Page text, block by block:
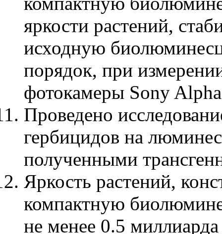
яркости растений,
исходную
порядок, при
фотокамеры Sony
Проведено
гербицидов на
полученными
Яркость растений,
компактную
не менее 0.5